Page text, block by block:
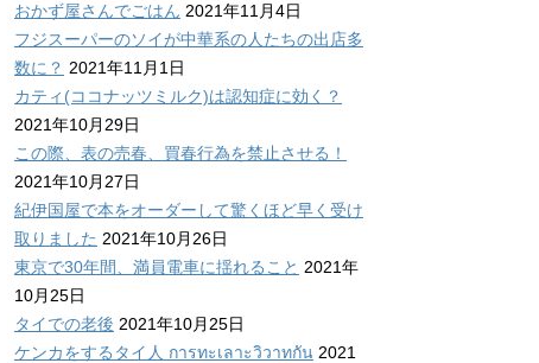
おかず屋さんでごはん 2021年11月4日
フジスーパーのソイが中華系の人たちの出店多
数に？ 2021年11月1日
カティ(ココナッツミルク)は認知症に効く？
2021年10月29日
この際、表の売春、買春行為を禁止させる！
2021年10月27日
紀伊国屋で本をオーダーして驚くほど早く受け
取りました 2021年10月26日
東京で30年間、満員電車に揺れること 2021年
10月25日
タイでの老後 2021年10月25日
ケンカをするタイ人 การทะเลาะวิวาทกัน 2021